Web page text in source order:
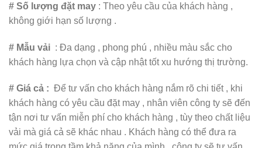
# Số lượng đặt may : Theo yêu cầu của khách hàng ,
không giới hạn số lượng .
# Mẫu vải : Đa dạng , phong phú , nhiều màu sắc cho
khách hàng lựa chọn và cập nhật tốt xu hướng thị trường.
# Giá cả : Để tư vấn cho khách hàng nắm rõ chi tiết , khi
khách hàng có yêu cầu đặt may , nhân viên công ty sẽ đến
tận nơi tư vấn miễn phí cho khách hàng , tùy theo chất liệu
vải mà giá cả sẽ khác nhau . Khách hàng có thể đưa ra